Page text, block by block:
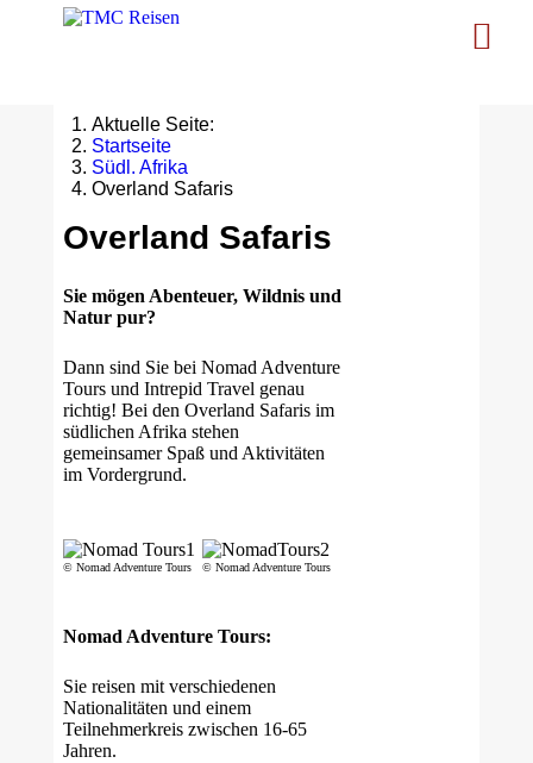
Aktuelle Seite:
Startseite
Südl. Afrika
Overland Safaris
Overland Safaris
Sie mögen Abenteuer, Wildnis und
Natur pur?
Dann sind Sie bei Nomad Adventure
Tours und Intrepid Travel genau
richtig! Bei den Overland Safaris im
südlichen Afrika stehen
gemeinsamer Spaß und Aktivitäten
im Vordergrund.
© Nomad Adventure Tours © Nomad Adventure Tours
Nomad Adventure Tours:
Sie reisen mit verschiedenen
Nationalitäten und einem
Teilnehmerkreis zwischen 16-65
Jahren.